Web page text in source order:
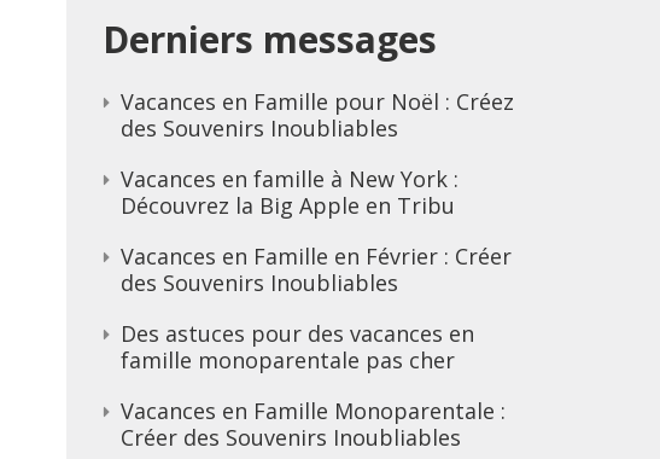
Derniers messages
Vacances en Famille pour Noël : Créez
des Souvenirs Inoubliables
Vacances en famille à New York :
Découvrez la Big Apple en Tribu
Vacances en Famille en Février : Créer
des Souvenirs Inoubliables
Des astuces pour des vacances en
famille monoparentale pas cher
Vacances en Famille Monoparentale :
Créer des Souvenirs Inoubliables